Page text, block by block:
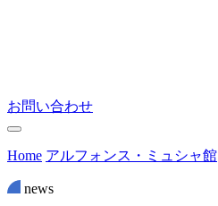
お問い合わせ
Home アルフォンス・ミュシャ館
news